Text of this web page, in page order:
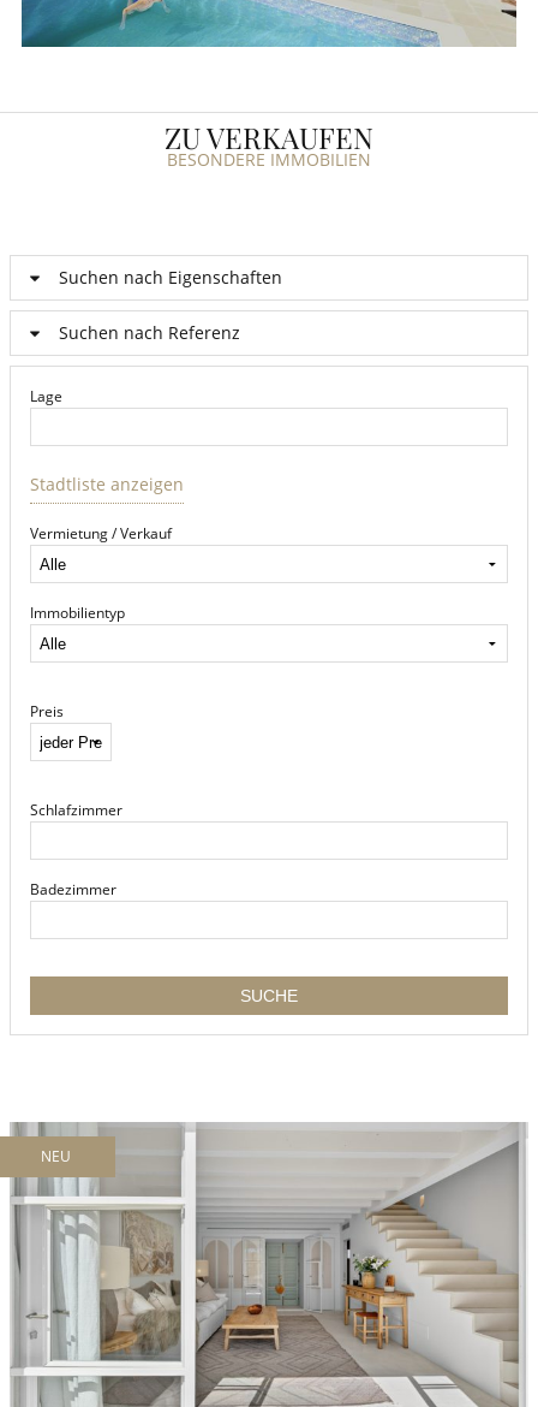
ZU VERKAUFEN
BESONDERE IMMOBILIEN
Suchen nach Eigenschaften
Suchen nach Referenz
Lage
Stadtliste anzeigen
Vermietung / Verkauf
Immobilientyp
Preis
Schlafzimmer
Badezimmer
NEU